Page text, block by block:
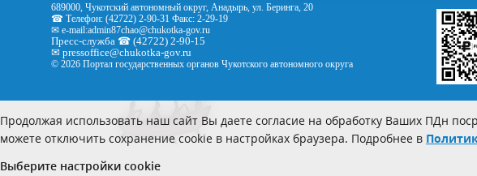
689000, Чукотский автономный округ, Анадырь, ул. Беринга, 20
☎ Телефон: (42722) 2-90-31 Факс: 2-29-19
✉ e-mail:admin87chao@chukotka-gov.ru
Пресс-служба ☎ (42722) 2-90-15
✉ pressoffice@chukotka-gov.ru
© 2026 Портал государственных органов Чукотского автономного округа
Продолжая использовать наш сайт Вы даете согласие на обработку Ваших ПДн
можете отключить сохранение cookie в настройках браузера. Подробнее в
Выберите настройки cookie